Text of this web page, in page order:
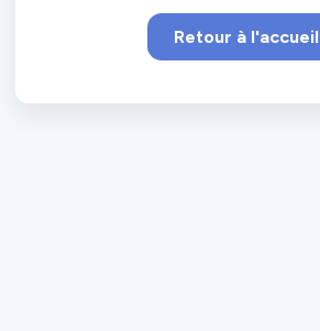
Retour à l'accueil